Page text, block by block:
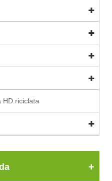
HD riciclata